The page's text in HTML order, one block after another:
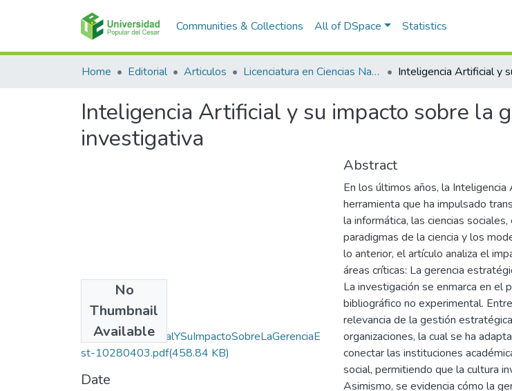
Communities & Collections All of DSpace Statistics
Home Editorial Articulos Licenciatura en Ciencias Naturales y Educación Ambiental
Inteligencia Artificial y su impacto sobre la
investigativa
No
Thumbnail
Available
Dialnet-
InteligenciaArtificialYSuImpactoSobreLaGerenciaE
st-10280403.pdf(458.84 KB)
Date
Abstract
En los últimos años, la
herramienta que ha impulsado
la informática, las ciencias
paradigmas de la ciencia y los
lo anterior, el artículo analiza el
áreas críticas: La gerencia
La investigación se enmarca en el
bibliográfico no experimental.
relevancia de la gestión
organizaciones, la cual se ha
conectar las instituciones
social, permitiendo que la cultura
Asimismo, se evidencia cómo la